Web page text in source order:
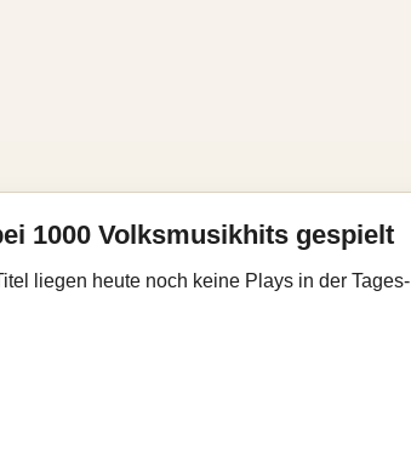
1000 Volksmusikhits gespielt
liegen heute noch keine Plays in der Tages-